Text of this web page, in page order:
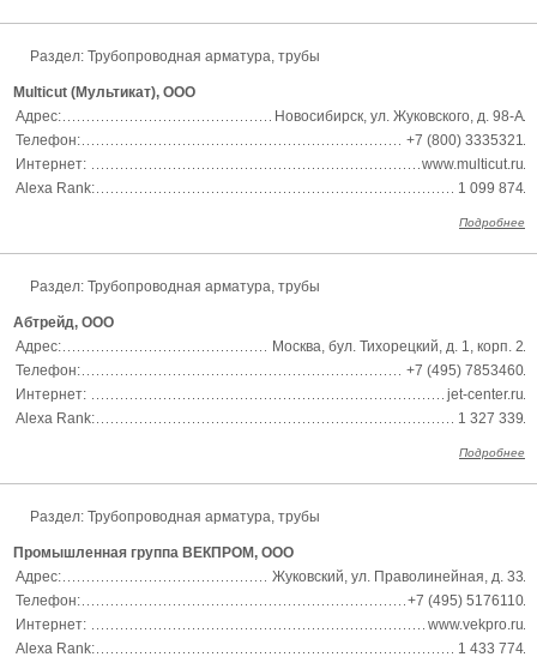
Раздел: Трубопроводная арматура, трубы
Multicut (Мультикат), ООО
Адрес:
Новосибирск, ул. Жуковского, д. 98-А
Телефон:
+7 (800) 3335321
Интернет:
www.multicut.ru
Alexa Rank:
1 099 874
Подробнее
Раздел: Трубопроводная арматура, трубы
Абтрейд, ООО
Адрес:
Москва, бул. Тихорецкий, д. 1, корп. 2
Телефон:
+7 (495) 7853460
Интернет:
jet-center.ru
Alexa Rank:
1 327 339
Подробнее
Раздел: Трубопроводная арматура, трубы
Промышленная группа ВЕКПРОМ, ООО
Адрес:
Жуковский, ул. Праволинейная, д. 33
Телефон:
+7 (495) 5176110
Интернет:
www.vekpro.ru
Alexa Rank:
1 433 774